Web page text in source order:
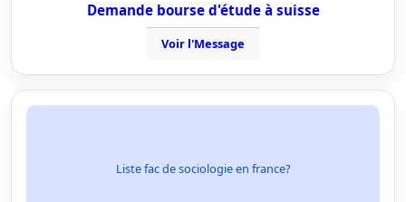
Demande bourse d'étude à suisse
Voir l'Message
Liste fac de sociologie en france?